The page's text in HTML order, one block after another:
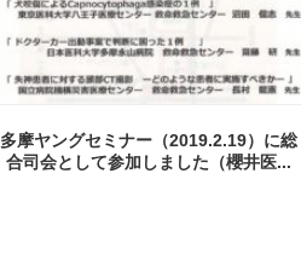
多摩ヤングセミナー（2019.2.19）に総
合司会として参加しました（櫻井医...